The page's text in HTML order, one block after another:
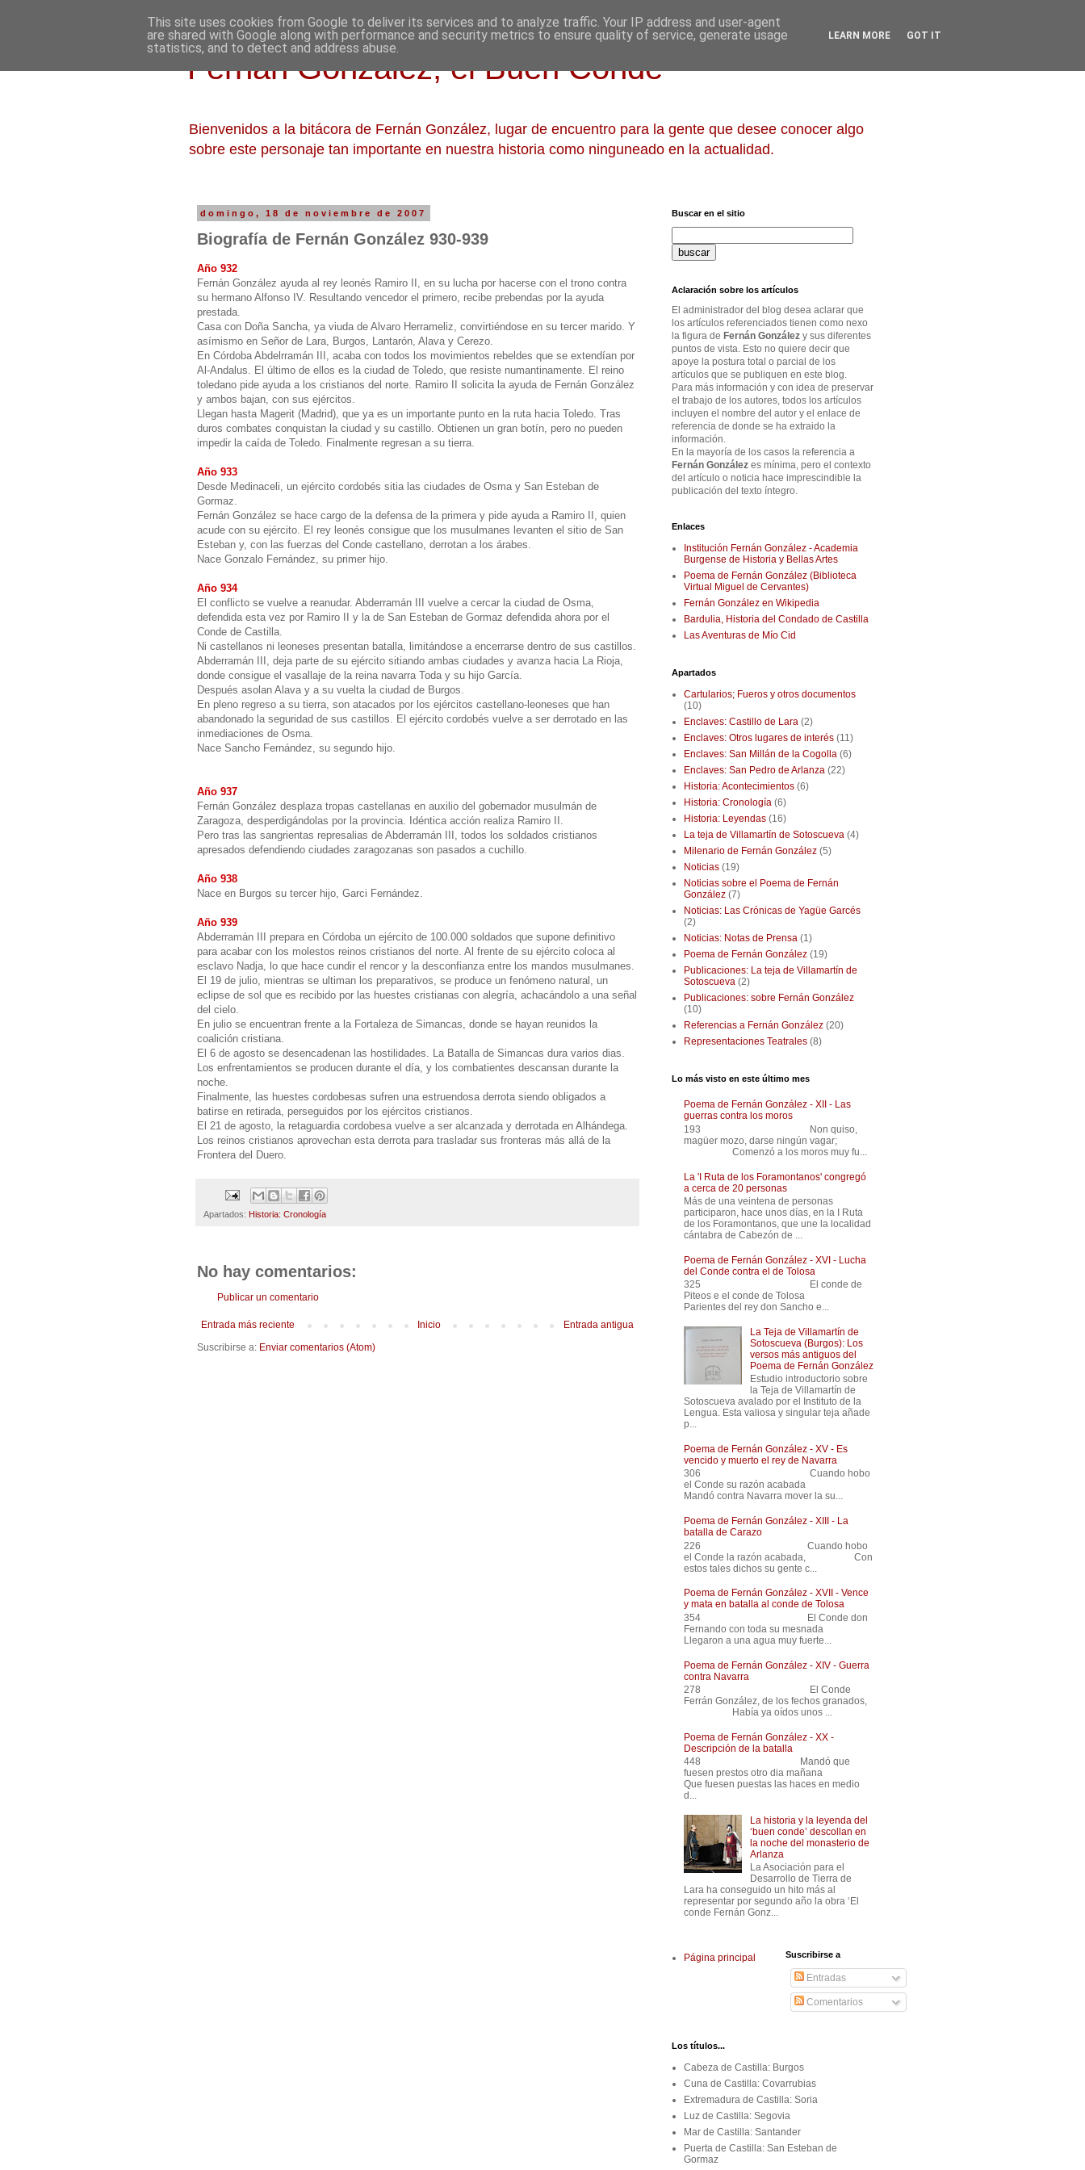
Fernán González, el Buen Conde
Bienvenidos a la bitácora de Fernán González, lugar de encuentro para la gente que desee conocer algo
sobre este personaje tan importante en nuestra historia como ninguneado en la actualidad.
domingo, 18 de noviembre de 2007
Biografía de Fernán González 930-939
Año 932
Fernán González ayuda al rey leonés Ramiro II, en su lucha por hacerse con el trono contra
su hermano Alfonso IV. Resultando vencedor el primero, recibe prebendas por la ayuda
prestada.
Casa con Doña Sancha, ya viuda de Alvaro Herrameliz, convirtiéndose en su tercer marido. Y
asímismo en Señor de Lara, Burgos, Lantarón, Alava y Cerezo.
En Córdoba Abdelrramán III, acaba con todos los movimientos rebeldes que se extendían por
Al-Andalus. El último de ellos es la ciudad de Toledo, que resiste numantinamente. El reino
toledano pide ayuda a los cristianos del norte. Ramiro II solicita la ayuda de Fernán González
y ambos bajan, con sus ejércitos.
Llegan hasta Magerit (Madrid), que ya es un importante punto en la ruta hacia Toledo. Tras
duros combates conquistan la ciudad y su castillo. Obtienen un gran botín, pero no pueden
impedir la caída de Toledo. Finalmente regresan a su tierra.
Año 933
Desde Medinaceli, un ejército cordobés sitia las ciudades de Osma y San Esteban de
Gormaz.
Fernán González se hace cargo de la defensa de la primera y pide ayuda a Ramiro II, quien
acude con su ejército. El rey leonés consigue que los musulmanes levanten el sitio de San
Esteban y, con las fuerzas del Conde castellano, derrotan a los árabes.
Nace Gonzalo Fernández, su primer hijo.
Año 934
El conflicto se vuelve a reanudar. Abderramán III vuelve a cercar la ciudad de Osma,
defendida esta vez por Ramiro II y la de San Esteban de Gormaz defendida ahora por el
Conde de Castilla.
Ni castellanos ni leoneses presentan batalla, limitándose a encerrarse dentro de sus castillos.
Abderramán III, deja parte de su ejército sitiando ambas ciudades y avanza hacia La Rioja,
donde consigue el vasallaje de la reina navarra Toda y su hijo García.
Después asolan Alava y a su vuelta la ciudad de Burgos.
En pleno regreso a su tierra, son atacados por los ejércitos castellano-leoneses que han
abandonado la seguridad de sus castillos. El ejército cordobés vuelve a ser derrotado en las
inmediaciones de Osma.
Nace Sancho Fernández, su segundo hijo.
Año 937
Fernán González desplaza tropas castellanas en auxilio del gobernador musulmán de
Zaragoza, desperdigándolas por la provincia. Idéntica acción realiza Ramiro II.
Pero tras las sangrientas represalias de Abderramán III, todos los soldados cristianos
apresados defendiendo ciudades zaragozanas son pasados a cuchillo.
Año 938
Nace en Burgos su tercer hijo, Garci Fernández.
Año 939
Abderramán III prepara en Córdoba un ejército de 100.000 soldados que supone definitivo
para acabar con los molestos reinos cristianos del norte. Al frente de su ejército coloca al
esclavo Nadja, lo que hace cundir el rencor y la desconfianza entre los mandos musulmanes.
El 19 de julio, mientras se ultiman los preparativos, se produce un fenómeno natural, un
eclipse de sol que es recibido por las huestes cristianas con alegría, achacándolo a una señal
del cielo.
En julio se encuentran frente a la Fortaleza de Simancas, donde se hayan reunidos la
coalición cristiana.
El 6 de agosto se desencadenan las hostilidades. La Batalla de Simancas dura varios dias.
Los enfrentamientos se producen durante el día, y los combatientes descansan durante la
noche.
Finalmente, las huestes cordobesas sufren una estruendosa derrota siendo obligados a
batirse en retirada, perseguidos por los ejércitos cristianos.
El 21 de agosto, la retaguardia cordobesa vuelve a ser alcanzada y derrotada en Alhándega.
Los reinos cristianos aprovechan esta derrota para trasladar sus fronteras más allá de la
Frontera del Duero.
Apartados: Historia: Cronología
No hay comentarios:
Publicar un comentario
Entrada más reciente Entrada antigua
Inicio
Suscribirse a: Enviar comentarios (Atom)
Buscar en el sitio
Aclaración sobre los artículos
El administrador del blog desea aclarar que
los artículos referenciados tienen como nexo
la figura de Fernán González y sus diferentes
puntos de vista. Esto no quiere decir que
apoye la postura total o parcial de los
artículos que se publiquen en este blog.
Para más información y con idea de preservar
el trabajo de los autores, todos los artículos
incluyen el nombre del autor y el enlace de
referencia de donde se ha extraido la
información.
En la mayoría de los casos la referencia a
Fernán González es mínima, pero el contexto
del artículo o noticia hace imprescindible la
publicación del texto íntegro.
Enlaces
Institución Fernán González - Academia
Burgense de Historia y Bellas Artes
Poema de Fernán González (Biblioteca
Virtual Miguel de Cervantes)
Fernán González en Wikipedia
Bardulia, Historia del Condado de Castilla
Las Aventuras de Mío Cid
Apartados
Cartularios; Fueros y otros documentos
(10)
Enclaves: Castillo de Lara (2)
Enclaves: Otros lugares de interés (11)
Enclaves: San Millán de la Cogolla (6)
Enclaves: San Pedro de Arlanza (22)
Historia: Acontecimientos (6)
Historia: Cronología (6)
Historia: Leyendas (16)
La teja de Villamartín de Sotoscueva (4)
Milenario de Fernán González (5)
Noticias (19)
Noticias sobre el Poema de Fernán
González (7)
Noticias: Las Crónicas de Yagüe Garcés
(2)
Noticias: Notas de Prensa (1)
Poema de Fernán González (19)
Publicaciones: La teja de Villamartín de
Sotoscueva (2)
Publicaciones: sobre Fernán González
(10)
Referencias a Fernán González (20)
Representaciones Teatrales (8)
Lo más visto en este último mes
Poema de Fernán González - XII - Las
guerras contra los moros
193 Non quiso,
magüer mozo, darse ningún vagar;
Comenzó a los moros muy fu...
La 'I Ruta de los Foramontanos' congregó
a cerca de 20 personas
Más de una veintena de personas
participaron, hace unos días, en la I Ruta
de los Foramontanos, que une la localidad
cántabra de Cabezón de ...
Poema de Fernán González - XVI - Lucha
del Conde contra el de Tolosa
325 El conde de
Piteos e el conde de Tolosa
Parientes del rey don Sancho e...
La Teja de Villamartín de
Sotoscueva (Burgos): Los
versos más antiguos del
Poema de Fernán González
Estudio introductorio sobre
la Teja de Villamartín de
Sotoscueva avalado por el Instituto de la
Lengua. Esta valiosa y singular teja añade
p...
Poema de Fernán González - XV - Es
vencido y muerto el rey de Navarra
306 Cuando hobo
el Conde su razón acabada
Mandó contra Navarra mover la su...
Poema de Fernán González - XIII - La
batalla de Carazo
226 Cuando hobo
el Conde la razón acabada, Con
estos tales dichos su gente c...
Poema de Fernán González - XVII - Vence
y mata en batalla al conde de Tolosa
354 El Conde don
Fernando con toda su mesnada
Llegaron a una agua muy fuerte...
Poema de Fernán González - XIV - Guerra
contra Navarra
278 El Conde
Ferrán González, de los fechos granados,
Había ya oídos unos ...
Poema de Fernán González - XX -
Descripción de la batalla
448 Mandó que
fuesen prestos otro dia mañana
Que fuesen puestas las haces en medio
d...
La historia y la leyenda del
‘buen conde’ descollan en
la noche del monasterio de
Arlanza
La Asociación para el
Desarrollo de Tierra de
Lara ha conseguido un hito más al
representar por segundo año la obra ‘El
conde Fernán Gonz...
Página principal Suscribirse a
Entradas
Comentarios
Los títulos...
Cabeza de Castilla: Burgos
Cuna de Castilla: Covarrubias
Extremadura de Castilla: Soria
Luz de Castilla: Segovia
Mar de Castilla: Santander
Puerta de Castilla: San Esteban de
Gormaz
This site uses cookies from Google to deliver its services and to analyze traffic. Your IP address and user-agent
are shared with Google along with performance and security metrics to ensure quality of service, generate usage
statistics, and to detect and address abuse.
LEARN MORE GOT IT